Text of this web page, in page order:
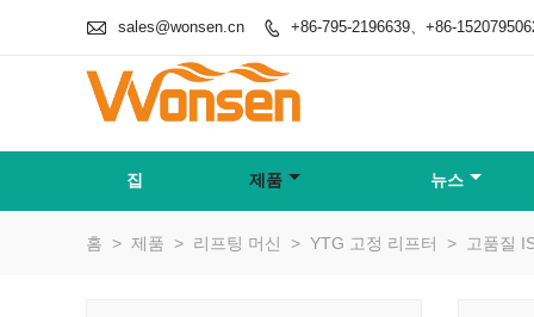
 sales@wonsen.cn  +86-795-2196639、+86-
집 제품 뉴스
홈 > 제품 > 리프팅 머신 > YTG 고정 리프터 > 고품질